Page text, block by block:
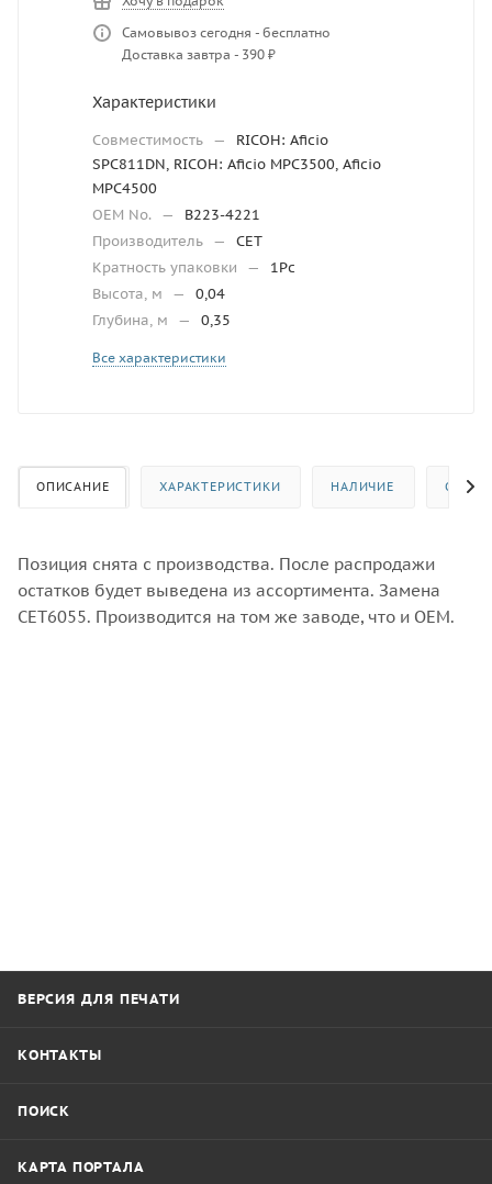
Самовывоз сегодня - бесплатно
Доставка завтра - 390 ₽
Характеристики
Совместимость —
RICOH: Aficio
SPC811DN, RICOH: Aficio MPC3500, Aficio
MPC4500
OEM No.
—
B223-4221
Производитель —
CET
Кратность упаковки
—
1Pc
Высота, м
—
0,04
Глубина, м
— 0,35
Все характеристики
ОПИСАНИЕ ХАРАКТЕРИСТИКИ НАЛИЧИЕ
Позиция снята с производства. После распродажи
остатков будет выведена из ассортимента. Замена
CET6055. Производится на том же заводе, что и OEM.
ВЕРСИЯ ДЛЯ ПЕЧАТИ
КОНТАКТЫ
ПОИСК
КАРТА ПОРТАЛА